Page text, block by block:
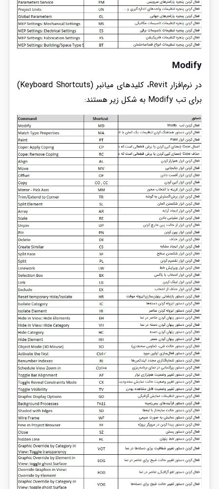
Modify
در نرم‌افزار Revit، کلیدهای میانبر (Keyboard Shortcuts)
برای تب Modify به شکل زیر هستند: